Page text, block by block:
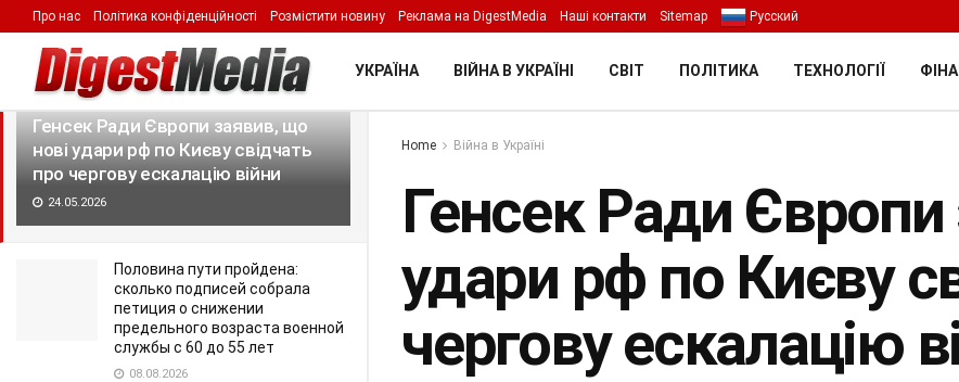
LATEST TRENDING Filter
Генсек Ради Європи заявив, що
нові удари рф по Києву свідчать
про чергову ескалацію війни
24.05.2026
Половина пути пройдена:
сколько подписей собрала
петиция о снижении
предельного возраста военной
службы с 60 до 55 лет
08.08.2026
Про нас Політика конфіденційності Розмістити новину Реклама на DigestMedia Наші контакти Sitemap Русский
УКРАЇНА ВІЙНА В УКРАЇНІ СВІТ ПОЛІТИКА ТЕХНОЛОГІЇ
Home Війна в Україні
Генсек Ради
удари рф по Києву
чергову ескалацію